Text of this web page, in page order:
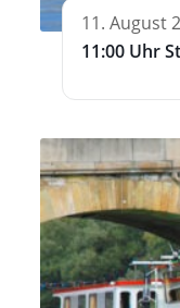
11. August
11:00 Uhr